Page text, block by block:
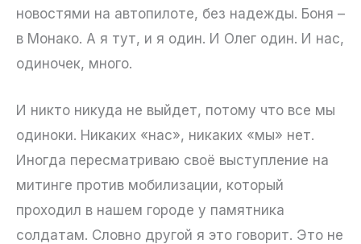
новостями на автопилоте, без надежды. Боня –
в Монако. А я тут, и я один. И Олег один. И нас,
одиночек, много.
И никто никуда не выйдет, потому что все мы
одиноки. Никаких «нас», никаких «мы» нет.
Иногда пересматриваю своё выступление на
митинге против мобилизации, который
проходил в нашем городе у памятника
солдатам. Словно другой я это говорит. Это не